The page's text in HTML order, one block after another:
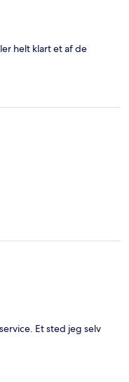
helt klart et af de
Et sted jeg selv